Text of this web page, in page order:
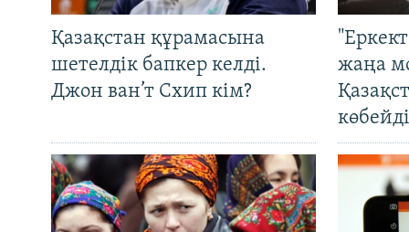
Қазақстан құрамасына
шетелдік бапкер келді.
Джон ван’т Схип кім?
жаңа